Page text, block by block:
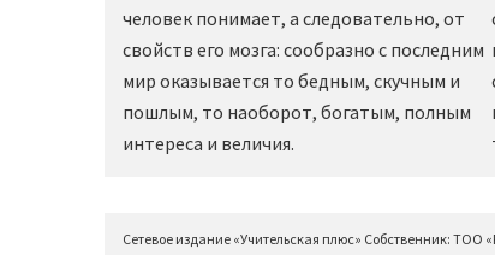
человек понимает, а следовательно, от
свойств его мозга: сообразно с последним
мир оказывается то бедным, скучным и
пошлым, то наоборот, богатым, полным
интереса и величия.
Сетевое издание «Учительская плюс» Собственник: ТОО